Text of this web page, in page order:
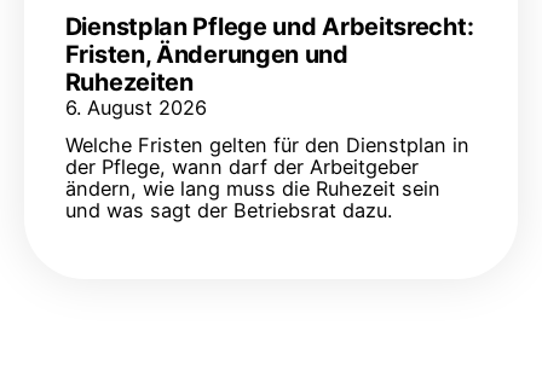
Dienstplan Pflege und Arbeitsrecht:
Fristen, Änderungen und
Ruhezeiten
6. August 2026
Welche Fristen gelten für den Dienstplan in
der Pflege, wann darf der Arbeitgeber
ändern, wie lang muss die Ruhezeit sein
und was sagt der Betriebsrat dazu.